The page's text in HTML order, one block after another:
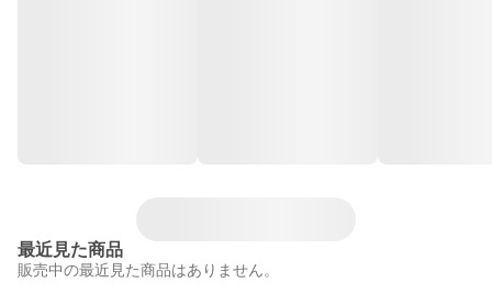
最近見た商品
販売中の最近見た商品はありません。